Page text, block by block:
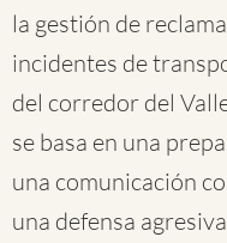
la gestión de
incidentes de
del corredor del
se basa en una
una comunicación
una defensa